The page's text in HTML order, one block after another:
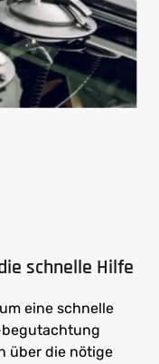
schnelle Hilfe
eine schnelle
über die nötige